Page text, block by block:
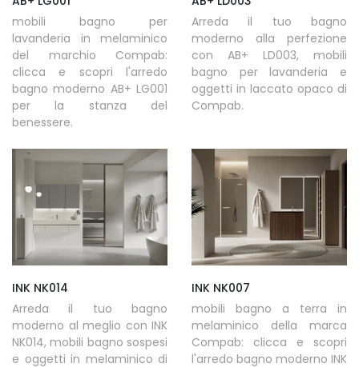
mobili bagno per
lavanderia in melaminico
del marchio Compab:
clicca e scopri l'arredo
bagno moderno AB+ LG001
per la stanza del
benessere.
Arreda il tuo bagno
moderno alla perfezione
con AB+ LD003, mobili
bagno per lavanderia e
oggetti in laccato opaco di
Compab.
INK NK014
Arreda il tuo bagno
moderno al meglio con INK
NK014, mobili bagno sospesi
e oggetti in melaminico di
INK NK007
mobili bagno a terra in
melaminico della marca
Compab: clicca e scopri
l'arredo bagno moderno INK